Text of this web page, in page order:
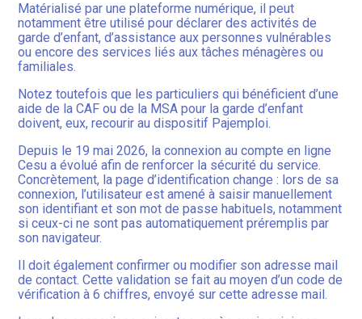
Matérialisé par une plateforme numérique, il peut
notamment être utilisé pour déclarer des activités de
garde d’enfant, d’assistance aux personnes vulnérables
ou encore des services liés aux tâches ménagères ou
familiales.
Notez toutefois que les particuliers qui bénéficient d’une
aide de la CAF ou de la MSA pour la garde d’enfant
doivent, eux, recourir au dispositif Pajemploi.
Depuis le 19 mai 2026, la connexion au compte en ligne
Cesu a évolué afin de renforcer la sécurité du service.
Concrètement, la page d’identification change : lors de sa
connexion, l’utilisateur est amené à saisir manuellement
son identifiant et son mot de passe habituels, notamment
si ceux-ci ne sont pas automatiquement préremplis par
son navigateur.
Il doit également confirmer ou modifier son adresse mail
de contact. Cette validation se fait au moyen d’un code de
vérification à 6 chiffres, envoyé sur cette adresse mail.